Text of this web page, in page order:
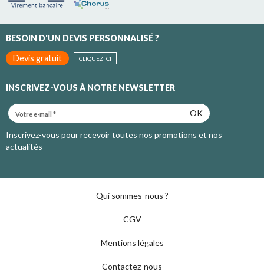
BESOIN D'UN DEVIS PERSONNALISÉ ?
Devis gratuit
CLIQUEZ ICI
INSCRIVEZ-VOUS À NOTRE NEWSLETTER
OK
Inscrivez-vous pour recevoir toutes nos promotions et nos
actualités
Qui sommes-nous ?
CGV
Mentions légales
Contactez-nous